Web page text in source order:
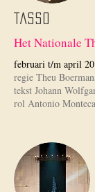
Tasso
Het Nationale
februari t/m april
regie Theu
tekst Johann
rol Antonio